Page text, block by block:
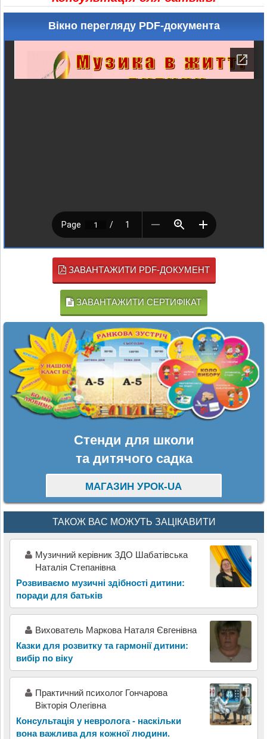
Вікно перегляду PDF-документа
ЗАВАНТАЖИТИ PDF-ДОКУМЕНТ
ЗАВАНТАЖИТИ СЕРТИФІКАТ
Стенди для школи
та дитячого садка
МАГАЗИН УРОК-UA
ТАКОЖ ВАС МОЖУТЬ ЗАЦІКАВИТИ
Музичний керівник ЗДО Шабатівська
Наталія Степанівна
Розвиваємо музичні здібності дитини:
поради для батьків
Вихователь Маркова Наталя Євгенівна
Казки для розвитку та гармонії дитини:
вибір по віку
Практичний психолог Гончарова
Вікторія Олегівна
Консультація у невролога - наскільки
вона важлива для кожної людини.